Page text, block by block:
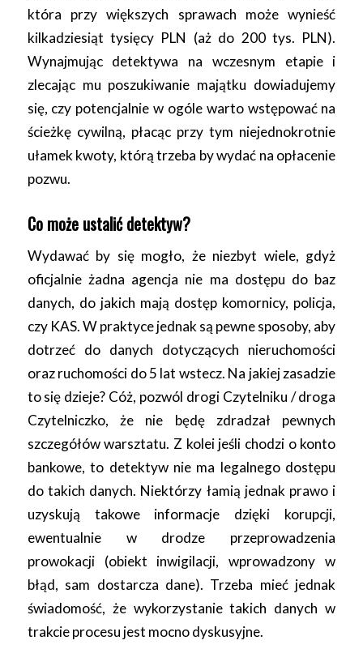
która przy większych sprawach może wynieść
kilkadziesiąt tysięcy PLN (aż do 200 tys. PLN).
Wynajmując detektywa na wczesnym etapie i
zlecając mu poszukiwanie majątku dowiadujemy
się, czy potencjalnie w ogóle warto wstępować na
ścieżkę cywilną, płacąc przy tym niejednokrotnie
ułamek kwoty, którą trzeba by wydać na opłacenie
pozwu.
Co może ustalić detektyw?
Wydawać by się mogło, że niezbyt wiele, gdyż
oficjalnie żadna agencja nie ma dostępu do baz
danych, do jakich mają dostęp komornicy, policja,
czy KAS. W praktyce jednak są pewne sposoby, aby
dotrzeć do danych dotyczących nieruchomości
oraz ruchomości do 5 lat wstecz. Na jakiej zasadzie
to się dzieje? Cóż, pozwól drogi Czytelniku / droga
Czytelniczko, że nie będę zdradzał pewnych
szczegółów warsztatu. Z kolei jeśli chodzi o konto
bankowe, to detektyw nie ma legalnego dostępu
do takich danych. Niektórzy łamią jednak prawo i
uzyskują takowe informacje dzięki korupcji,
ewentualnie w drodze przeprowadzenia
prowokacji (obiekt inwigilacji, wprowadzony w
błąd, sam dostarcza dane). Trzeba mieć jednak
świadomość, że wykorzystanie takich danych w
trakcie procesu jest mocno dyskusyjne.